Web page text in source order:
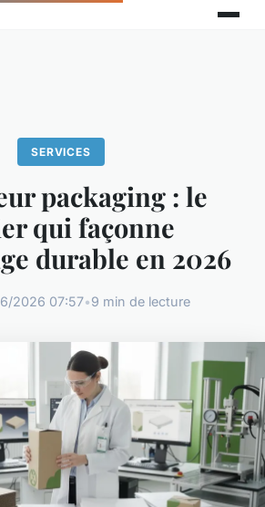
SERVICES
packaging : le
qui façonne
durable en 2026
2026 07:57•9 min de lecture